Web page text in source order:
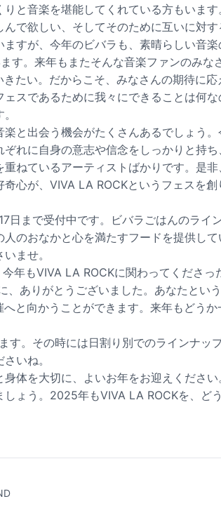
と音楽を堪能してくれている方もいま
で欲しい、そしてそのために互いに対
すが、今年のビバラも、素晴らしい音
す。来年もまたそんな音楽ファンのみな
たい。だからこそ、みなさんの期待に応
スであるために我々にできることは何
と出会う機会がたくさんあるでしょう
ぞれに自身の意志や信念をしっかりと持
ねているアーティストばかりです。是
心が、VIVA LA ROCKというフェスを
日まで受付中です。ビバラごはんのライ
のおなかと心を満たすフードを提供し
ませ。
年もVIVA LA ROCKに関わってくださっ
、ありがとうございました。あなたとい
と向かうことができます。来年もどう
す。その時には日割り別でのラインナッ
いね。
体を大切に、よいお年をお迎えくださ
しょう。2025年もVIVA LA ROCKを、ど